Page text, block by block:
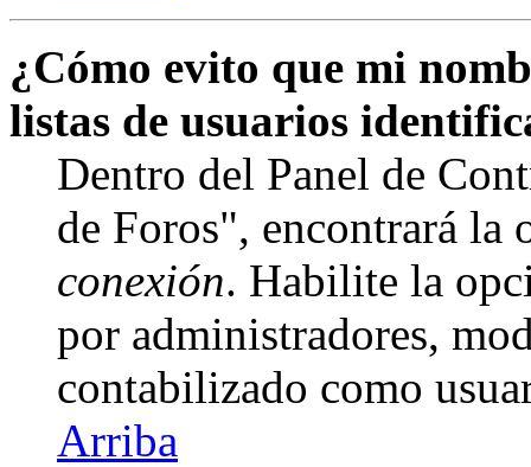
¿Cómo evito que mi
listas de usuarios
Dentro del Panel de
de Foros", encontrará la
conexión. Habilite la
por administradores,
contabilizado como
Arriba